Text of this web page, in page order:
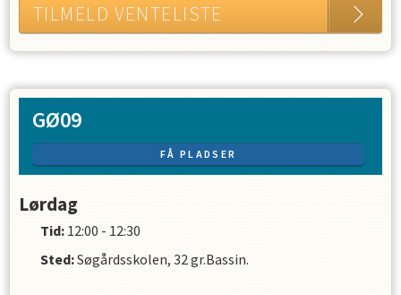
TILMELD VENTELISTE
GØ09
FÅ PLADSER
Lørdag
Tid: 12:00 - 12:30
Sted:Søgårdsskolen, 32 gr.Bassin.